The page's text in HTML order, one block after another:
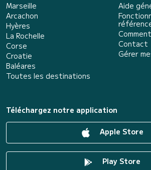
Marseille
Arcachon
Hyères
La Rochelle
Corse
Croatie
Baléares
Toutes les destinations
Aide
Contact
Gérer
Téléchargez notre application
Apple Store
Play Store